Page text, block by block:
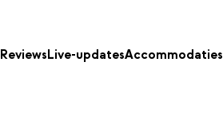
ReviewsLive-updatesAccommodaties